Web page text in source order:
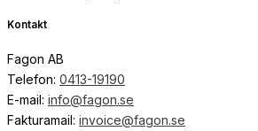
Kontakt
Fagon AB
Telefon: 0413-19190
E-mail: info@fagon.se
Fakturamail: invoice@fagon.se